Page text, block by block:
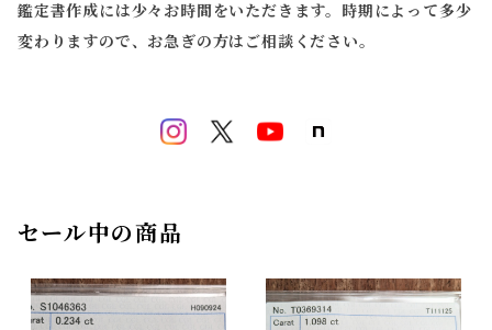
鑑定書作成には少々お時間をいただきます。時期によって多少
変わりますので、お急ぎの方はご相談ください。
セール中の商品